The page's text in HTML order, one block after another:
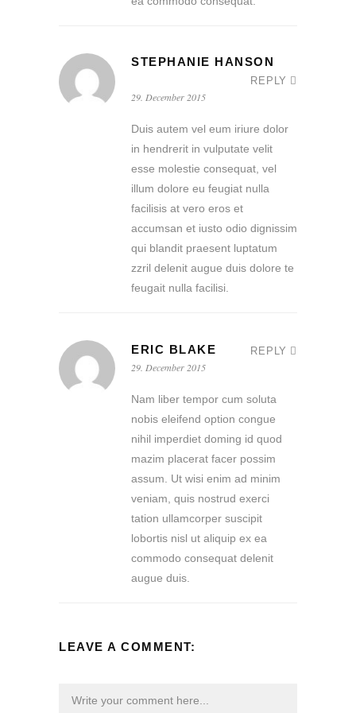
STEPHANIE HANSON
REPLY
29. December 2015
Duis autem vel eum iriure dolor
in hendrerit in vulputate velit
esse molestie consequat, vel
illum dolore eu feugiat nulla
facilisis at vero eros et
accumsan et iusto odio dignissim
qui blandit praesent luptatum
zzril delenit augue duis dolore te
feugait nulla facilisi.
ERIC BLAKE REPLY
29. December 2015
Nam liber tempor cum soluta
nobis eleifend option congue
nihil imperdiet doming id quod
mazim placerat facer possim
assum. Ut wisi enim ad minim
veniam, quis nostrud exerci
tation ullamcorper suscipit
lobortis nisl ut aliquip ex ea
commodo consequat delenit
augue duis.
LEAVE A COMMENT: